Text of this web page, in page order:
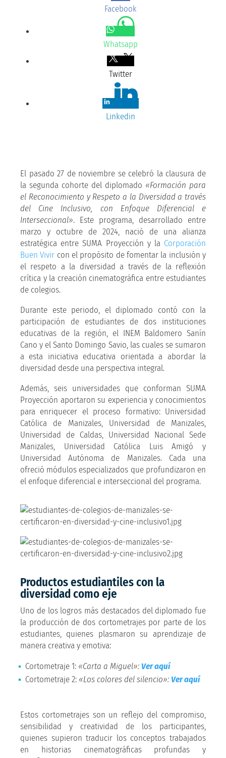
Facebook
Whatsapp
Twitter
Linkedin
El pasado 27 de noviembre se celebró la clausura de
la segunda cohorte del diplomado «Formación para
el Reconocimiento y Respeto a la Diversidad a través
del Cine Inclusivo, con Enfoque Diferencial e
Interseccional». Este programa, desarrollado entre
marzo y octubre de 2024, nació de una alianza
estratégica entre SUMA Proyección y la Corporación
Buen Vivir con el propósito de fomentar la inclusión y
el respeto a la diversidad a través de la reflexión
crítica y la creación cinematográfica entre estudiantes
de colegios.
Durante este periodo, el diplomado contó con la
participación de estudiantes de dos instituciones
educativas de la región, el INEM Baldomero Sanín
Cano y el Santo Domingo Savio, las cuales se sumaron
a esta iniciativa educativa orientada a abordar la
diversidad desde una perspectiva integral.
Además, seis universidades que conforman SUMA
Proyección aportaron su experiencia y conocimientos
para enriquecer el proceso formativo: Universidad
Católica de Manizales, Universidad de Manizales,
Universidad de Caldas, Universidad Nacional Sede
Manizales, Universidad Católica Luis Amigó y
Universidad Autónoma de Manizales. Cada una
ofreció módulos especializados que profundizaron en
el enfoque diferencial e interseccional del programa.
Productos estudiantiles con la
diversidad como eje
Uno de los logros más destacados del diplomado fue
la producción de dos cortometrajes por parte de los
estudiantes, quienes plasmaron su aprendizaje de
manera creativa y emotiva:
Cortometraje 1: «Carta a Miguel»: Ver aquí
Cortometraje 2: «Los colores del silencio»: Ver aquí
Estos cortometrajes son un reflejo del compromiso,
sensibilidad y creatividad de los participantes,
quienes supieron traducir los conceptos trabajados
en historias cinematográficas profundas y